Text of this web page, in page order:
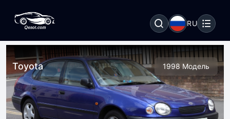
RU
Toyota 1998 Модель